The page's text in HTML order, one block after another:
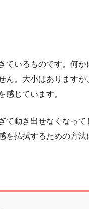
ているものです。何
ん。大小はあります
感じています。
て動き出せなくなっ
を払拭するための方法